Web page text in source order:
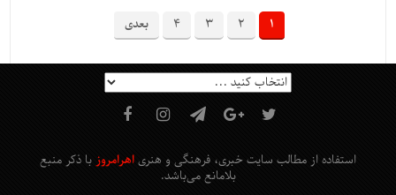
1
2
3
4 بعدی
استفاده از مطالب سایت خبری، فرهنگی و هنری اهرامروز با ذکر منبع
بلامانع می‌باشد.